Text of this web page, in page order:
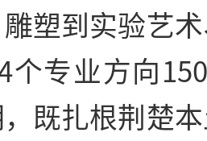
塑到实验艺
个专业方向
既扎根荆楚